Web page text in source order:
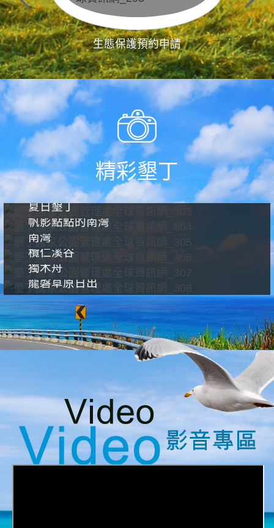
生態保護預約申請
精彩墾丁
夏日墾丁
帆影點點的南灣
南灣
欖仁溪谷
獨木舟
龍磐草原日出